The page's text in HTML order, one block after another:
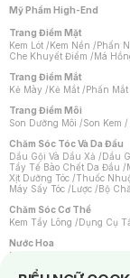
Mỹ Phẩm High-End
Trang Điểm Mặt
Kem Lót /Kem Nền /Phấn
Che Khuyết Điểm /Má
Trang Điểm Mắt
Kẻ Mày /Kẻ Mắt /Phấn Mắt
Trang Điểm Môi
Son Dưỡng Môi /Son Kem
Chăm Sóc Tóc Và Da Đầu
Dầu Gội Và Dầu Xả /Dầu
Tẩy Tế Bào Chết Da Đầu /
Xịt Dưỡng Tóc /Thuốc
Máy Sấy Tóc /Lược /Bộ
Chăm Sóc Cơ Thể
Kem Tẩy Lông /Dụng Cụ
Nước Hoa
Nước Hoa Nữ